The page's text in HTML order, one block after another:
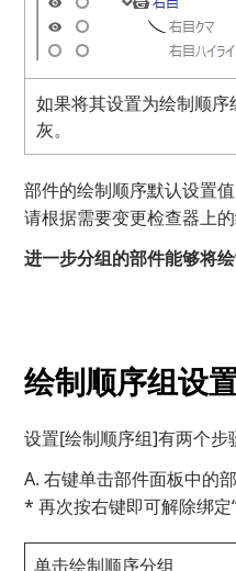
如果将其设置为绘制顺
灰。
部件的绘制顺序默认设置
请根据需要变更检查器上的
进一步分组的部件能够将
绘制顺序组设
设置[绘制顺序组]有两个步
A. 右键单击部件面板中的
* 再次按右键即可解除绑定“
单击绘制顺序分组